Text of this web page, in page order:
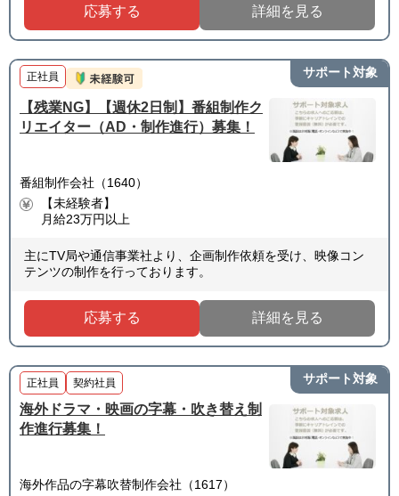
応募する 詳細を見る
サポート対象
正社員
【残業NG】【週休2日制】番組制作ク
リエイター（AD・制作進行）募集！
番組制作会社（1640）
【未経験者】
月給23万円以上
主にTV局や通信事業社より、企画制作依頼を受け、映像コン
テンツの制作を行っております。
応募する 詳細を見る
サポート対象
正社員 契約社員
海外ドラマ・映画の字幕・吹き替え制
作進行募集！
海外作品の字幕吹替制作会社（1617）